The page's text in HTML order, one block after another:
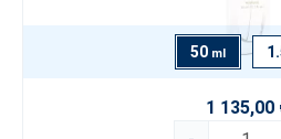
50 ml
1 135,00